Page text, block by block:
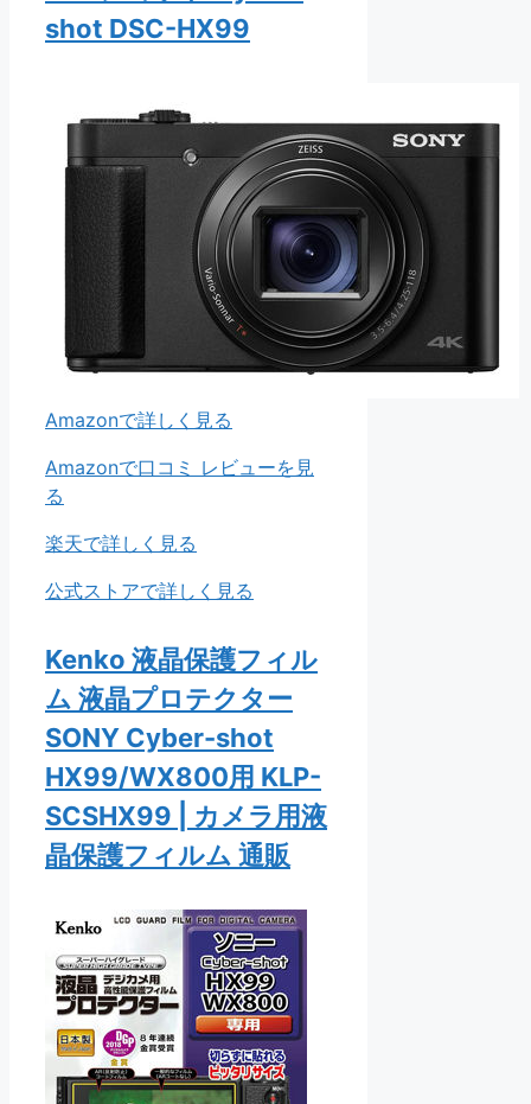
shot DSC-HX99
Amazonで詳しく見る
Amazonで口コミ レビューを見
る
楽天で詳しく見る
公式ストアで詳しく見る
Kenko 液晶保護フィル
ム 液晶プロテクター
SONY Cyber-shot
HX99/WX800用 KLP-
SCSHX99 | カメラ用液
晶保護フィルム 通販